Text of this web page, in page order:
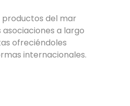
del mar
a largo
ofreciéndoles
internacionales.